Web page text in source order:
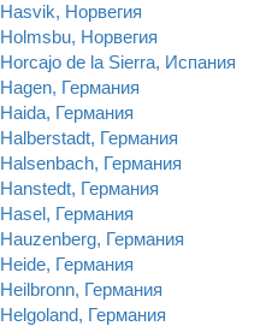
Hasvik, Норвегия
Holmsbu, Норвегия
Horcajo de la Sierra, Испания
Hagen, Германия
Haida, Германия
Halberstadt, Германия
Halsenbach, Германия
Hanstedt, Германия
Hasel, Германия
Hauzenberg, Германия
Heide, Германия
Heilbronn, Германия
Helgoland, Германия